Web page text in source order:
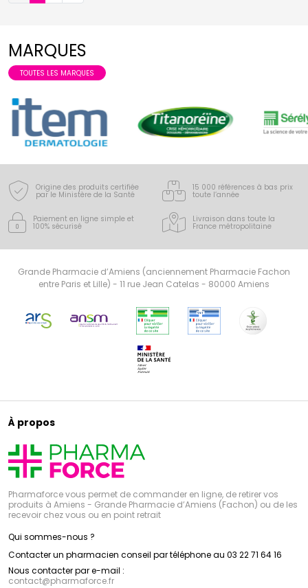
MARQUES
TOUTES LES MARQUES
Origine des produits certifiée
par le Ministère de la Santé
15 000 références à bas prix
toute l’année
Paiement en ligne simple et
100% sécurisé
Livraison dans toute la
France métropolitaine
Grande Pharmacie d’Amiens (anciennement Pharmacie Fachon
entre Paris et Lille) - 11 rue Jean Catelas - 80000 Amiens
À propos
Pharmaforce vous permet de commander en ligne, de retirer vos
produits à Amiens - Grande Pharmacie d’Amiens (Fachon) ou de les
recevoir chez vous ou en point retrait
Qui sommes-nous ?
Contacter un pharmacien conseil par téléphone au 03 22 71 64 16
Nous contacter par e-mail :
contact@pharmaforce.fr